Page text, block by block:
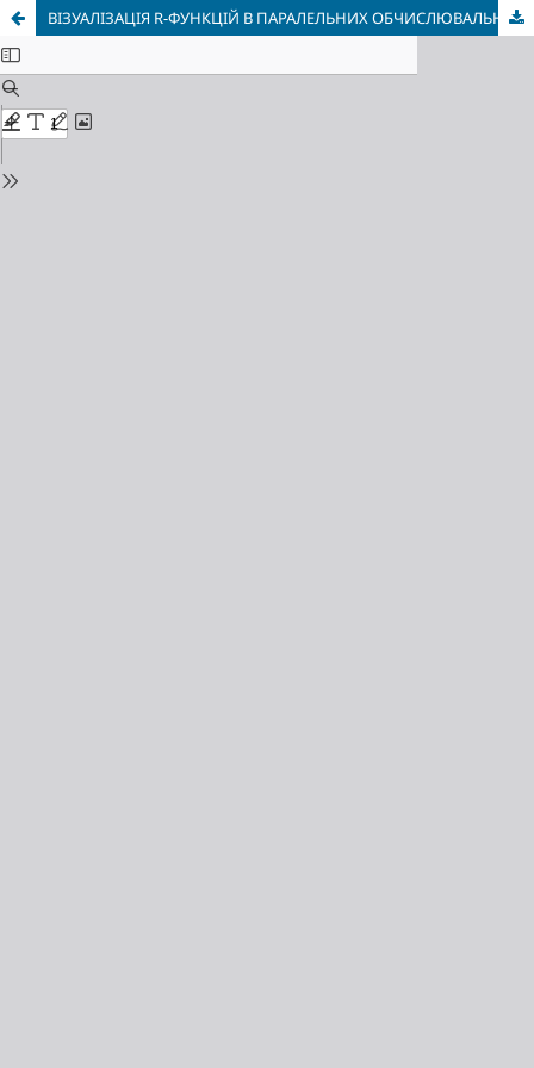
ВІЗУАЛІЗАЦІЯ R-ФУНКЦІЙ В ПАРАЛЕЛЬНИХ ОБЧИСЛЮВАЛЬНИХ СИСТЕМАХ ЗІ СПІЛЬНОЮ ПАМ’ЯТТЮ